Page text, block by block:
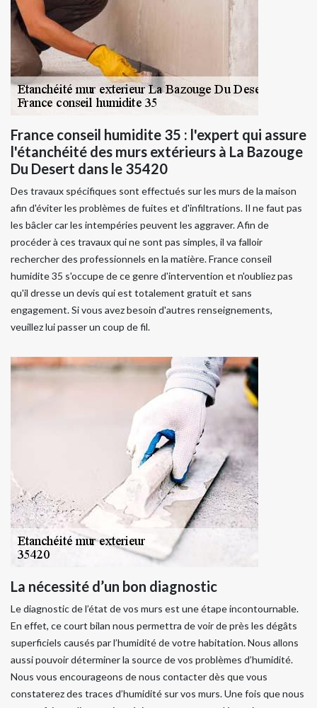
France conseil humidite 35 : l'expert qui assure
l'étanchéité des murs extérieurs à La Bazouge
Du Desert dans le 35420
Des travaux spécifiques sont effectués sur les murs de la maison
afin d'éviter les problèmes de fuites et d'infiltrations. Il ne faut pas
les bâcler car les intempéries peuvent les aggraver. Afin de
procéder à ces travaux qui ne sont pas simples, il va falloir
rechercher des professionnels en la matière. France conseil
humidite 35 s'occupe de ce genre d'intervention et n'oubliez pas
qu'il dresse un devis qui est totalement gratuit et sans
engagement. Si vous avez besoin d'autres renseignements,
veuillez lui passer un coup de fil.
La nécessité d’un bon diagnostic
Le diagnostic de l’état de vos murs est une étape incontournable.
En effet, ce court bilan nous permettra de voir de près les dégâts
superficiels causés par l’humidité de votre habitation. Nous allons
aussi pouvoir déterminer la source de vos problèmes d’humidité.
Nous vous encourageons de nous contacter dès que vous
constaterez des traces d’humidité sur vos murs. Une fois que nous